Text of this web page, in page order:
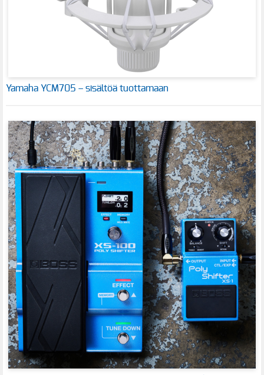
Yamaha YCM705 – sisältöä tuottamaan